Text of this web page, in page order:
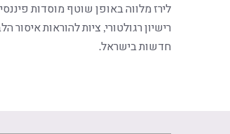
לירז מלווה באופן שוטף מוסדות
רישיון רגולטורי, ציות להוראות
חדשות בישראל.